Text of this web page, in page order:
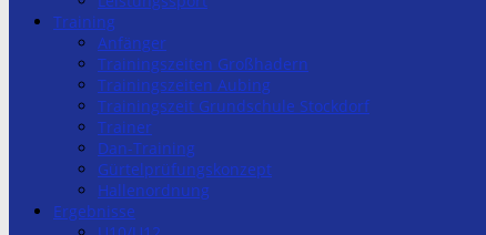
Training
Anfänger
Trainingszeiten Großhadern
Trainingszeiten Aubing
Trainingszeit Grundschule Stockdorf
Trainer
Dan-Training
Gürtelprüfungskonzept
Hallenordnung
Ergebnisse